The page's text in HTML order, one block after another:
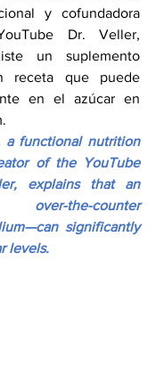
y cofundadora
Dr. Veller,
un suplemento
receta que puede
en el azúcar en
a functional nutrition
of the YouTube
explains that an
the-counter
significantly
levels.